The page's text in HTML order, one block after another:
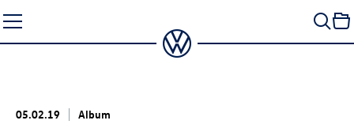
Seiteninhalt
springen
05.02.19 Album